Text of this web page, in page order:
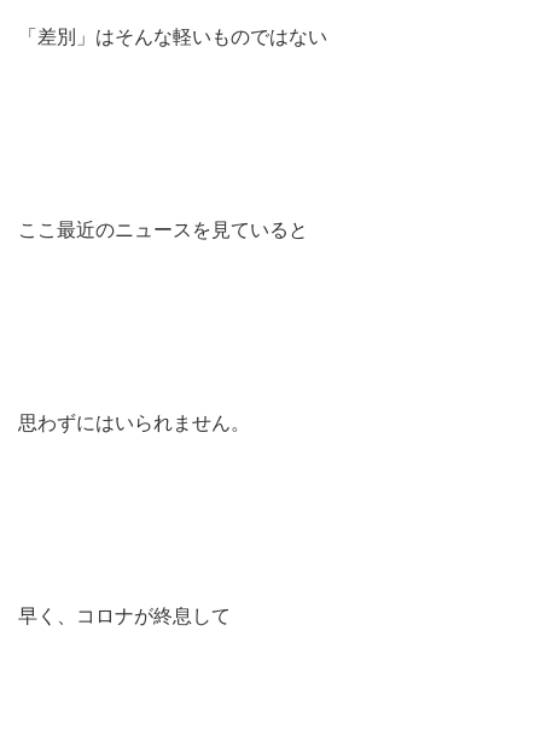
「差別」はそんな軽いものではない
ここ最近のニュースを見ていると
思わずにはいられません。
早く、コロナが終息して